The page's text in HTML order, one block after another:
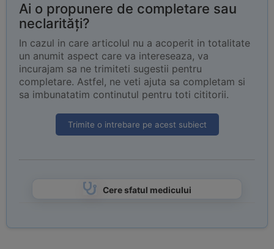
Ai o propunere de completare sau
neclarități?
In cazul in care articolul nu a acoperit in totalitate
un anumit aspect care va intereseaza, va
incurajam sa ne trimiteti sugestii pentru
completare. Astfel, ne veti ajuta sa completam si
sa imbunatatim continutul pentru toti cititorii.
Trimite o intrebare pe acest subiect
Cere sfatul medicului